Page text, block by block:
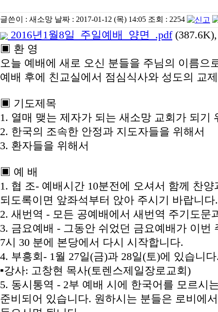
글쓴이 : 새소망 날짜 : 2017-01-12 (목) 14:05 조회 : 2254
2016년1월8일_주일예배_양면_.pdf
▣ 환 영
오늘 예배에 새로 오신 분들을 주님의 이름으
예배 후에 친교실에서 점심식사와 성도의 교
▣ 기도제목
1. 열매 맺는 제자가 되는 새소망 교회가 되기
2. 한국의 조속한 안정과 지도자들을 위해서
3. 환자들을 위해서
▣ 예 배
1. 협 조- 예배시간 10분전에 오셔서 함께 찬
되도록이면 앞좌석부터 앉아 주시기 바랍니다.
2. 새번역 - 모든 공예배에서 새번역 주기도문
3. 금요예배 - 그동안 쉬었던 금요예배가 이번
7시 30 분에 본당에서 다시 시작합니다.
4. 부흥회- 1월 27일(금)과 28일(토)에 있습니
▪강사: 고창현 목사(토렌스제일장로교회)
5. 동시통역 - 2부 예배 시에 한국어를 모르시
준비되어 있습니다. 원하시는 분들은 로비에